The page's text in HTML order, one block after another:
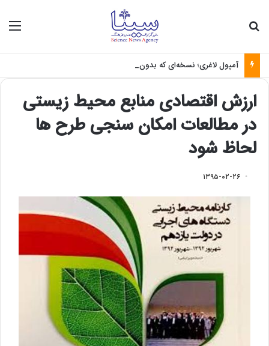
آمپول لاغری؛ نسخه‌ای که بدون تغذیه خطرناک می‌شود
ارزش اقتصادی منابع محیط زیستی
در مطالعات امکان سنجی طرح‌ ها
لحاظ شود
۱۳۹۵-۰۲-۲۶